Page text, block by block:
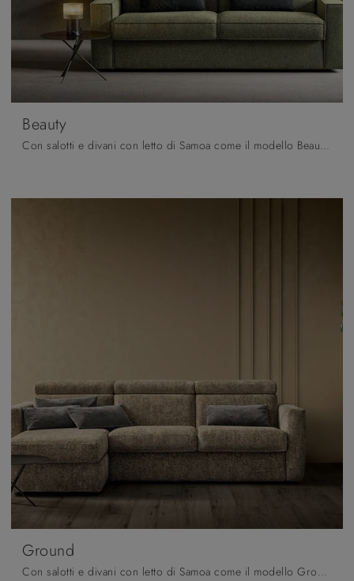
Beauty
Con salotti e divani con letto di Samoa come il modello Beauty in tessuto, potrai completare il tuo progetto d'arredo.
Ground
Con salotti e divani con letto di Samoa come il modello Ground in tessuto, potrai ultimare il tuo progetto d'arredo.